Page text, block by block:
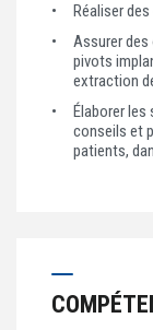
Réaliser
Assurer
pivots
extraction
Élaborer les
conseils et
patients,